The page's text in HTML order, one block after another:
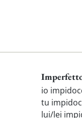
io
tu
lui/lei